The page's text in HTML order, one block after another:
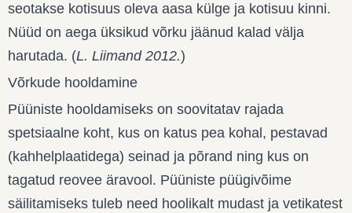
seotakse kotisuus oleva aasa külge ja kotisuu kinni.
Nüüd on aega üksikud võrku jäänud kalad välja
harutada. (L. Liimand 2012.)
Võrkude hooldamine
Püüniste hooldamiseks on soovitatav rajada
spetsiaalne koht, kus on katus pea kohal, pestavad
(kahhelplaatidega) seinad ja põrand ning kus on
tagatud reovee äravool. Püüniste püügivõime
säilitamiseks tuleb need hoolikalt mudast ja vetikatest